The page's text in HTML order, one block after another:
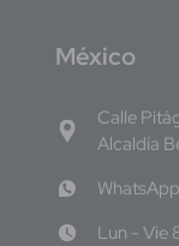
México
Calle
Alcaldía
Lun - Vie